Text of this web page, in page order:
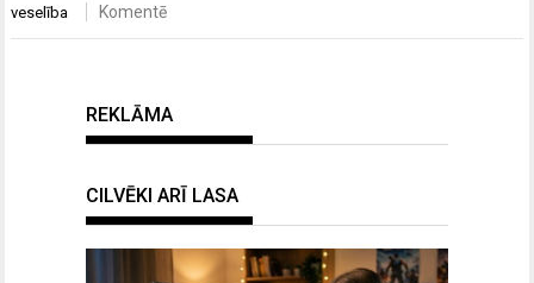
veselība
Komentē
REKLĀMA
CILVĒKI ARĪ LASA